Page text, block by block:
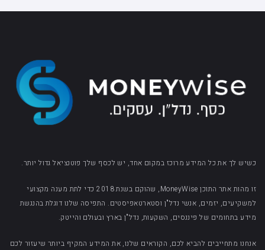
כשיש לך את כל המידע מרוכז במקום אחד, יש לכסף שלך פוטנציאל גדול יותר.
זו מהות אתר התוכן MoneyWise, שהוקם בשנת 2018 כדי לתת מענה מקצועי
למשקיעים, יזמים, אנשי נדל"ן וסטארטאפיסטים. התפיסה שלנו דוגלת בהנגשת
מידע בתחומים של פיננסים, השקעות, נדל"ן בארץ ובעולם והייטק.
אנחנו מתחייבים להביא לכם, הקוראים שלנו, את המידע המקיף ביותר שיעזור לכם